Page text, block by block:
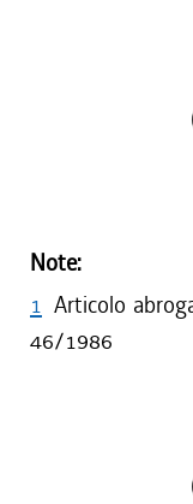
Note:
1 Articolo
46/1986